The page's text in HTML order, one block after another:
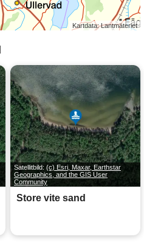
Kartdata: Lantmäteriet
Satellitbild: (c) Esri, Maxar, Earthstar
Geographics, and the GIS User
Community
Store vite sand